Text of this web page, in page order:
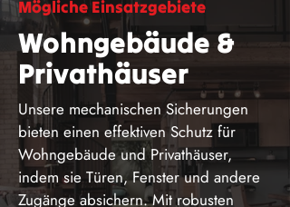
Mögliche Einsatzgebiete
Wohngebäude &
Privathäuser
Unsere mechanischen Sicherungen
bieten einen effektiven Schutz für
Wohngebäude und Privathäuser,
indem sie Türen, Fenster und andere
Zugänge absichern. Mit robusten